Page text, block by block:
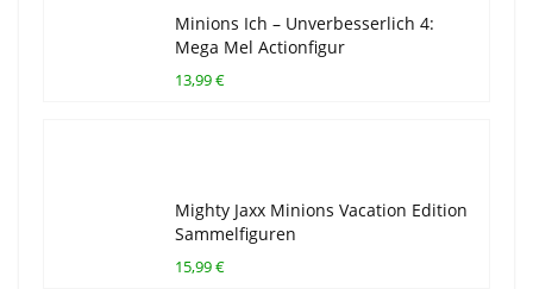
Minions Ich – Unverbesserlich 4:
Mega Mel Actionfigur
13,99 €
Mighty Jaxx Minions Vacation Edition
Sammelfiguren
15,99 €